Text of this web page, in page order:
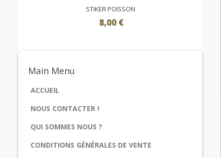
STIKER POISSON
8,00 €
Main Menu
ACCUEIL
NOUS CONTACTER !
QUI SOMMES NOUS ?
CONDITIONS GÉNÉRALES DE VENTE